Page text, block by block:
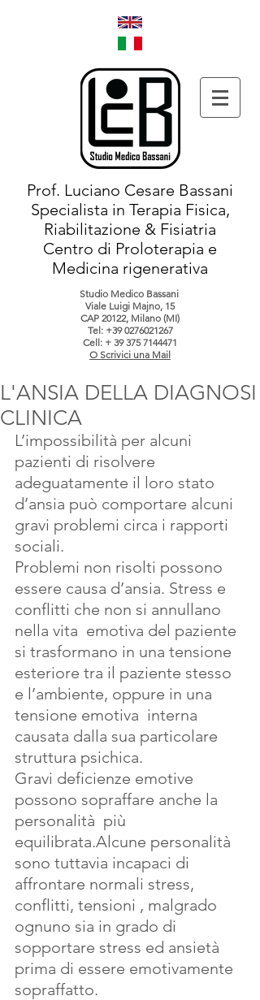
Prof. Luciano Cesare Bassani
Specialista in Terapia Fisica,
Riabilitazione & Fisiatria
Centro di Proloterapia e
Medicina rigenerativa
Studio Medico Bassani
Viale Luigi Majno, 15
CAP 20122, Milano (MI)
Tel: +39 0276021267
Cell: + 39 375 7144471
O Scrivici una Mail
L'ANSIA DELLA DIAGNOSI
CLINICA
L’impossibilità per alcuni
pazienti di risolvere
adeguatamente il loro stato
d’ansia può comportare alcuni
gravi problemi circa i rapporti
sociali.
Problemi non risolti possono
essere causa d’ansia. Stress e
conflitti che non si annullano
nella vita  emotiva del paziente
si trasformano in una tensione
esteriore tra il paziente stesso
e l’ambiente, oppure in una
tensione emotiva  interna
causata dalla sua particolare
struttura psichica.
Gravi deficienze emotive
possono sopraffare anche la
personalità  più
equilibrata.Alcune personalità
sono tuttavia incapaci di
affrontare normali stress,
conflitti, tensioni , malgrado
ognuno sia in grado di
sopportare stress ed ansietà
prima di essere emotivamente
sopraffatto.